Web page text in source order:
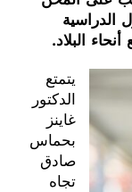
الدراسية
البلاد.
يتمتع
الدكتور
غاينز
بحماس
صادق
تجاه